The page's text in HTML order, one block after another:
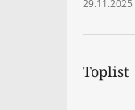
29.11.2025
Toplist